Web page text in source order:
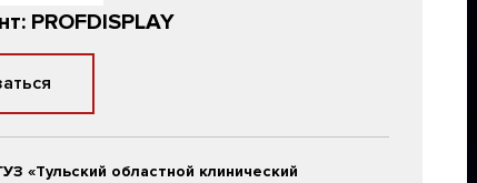
PROFDISPLAY
«Тульский областной клинический